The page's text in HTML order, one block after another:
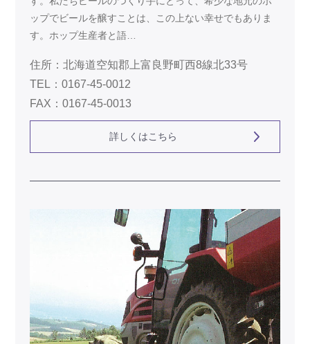
ップでビールを醸すことは、この上ない幸せでもありま
す。ホップ生産者と語…
住所：北海道空知郡上富良野町西8線北33号
TEL：0167-45-0012
FAX：0167-45-0013
詳しくはこちら